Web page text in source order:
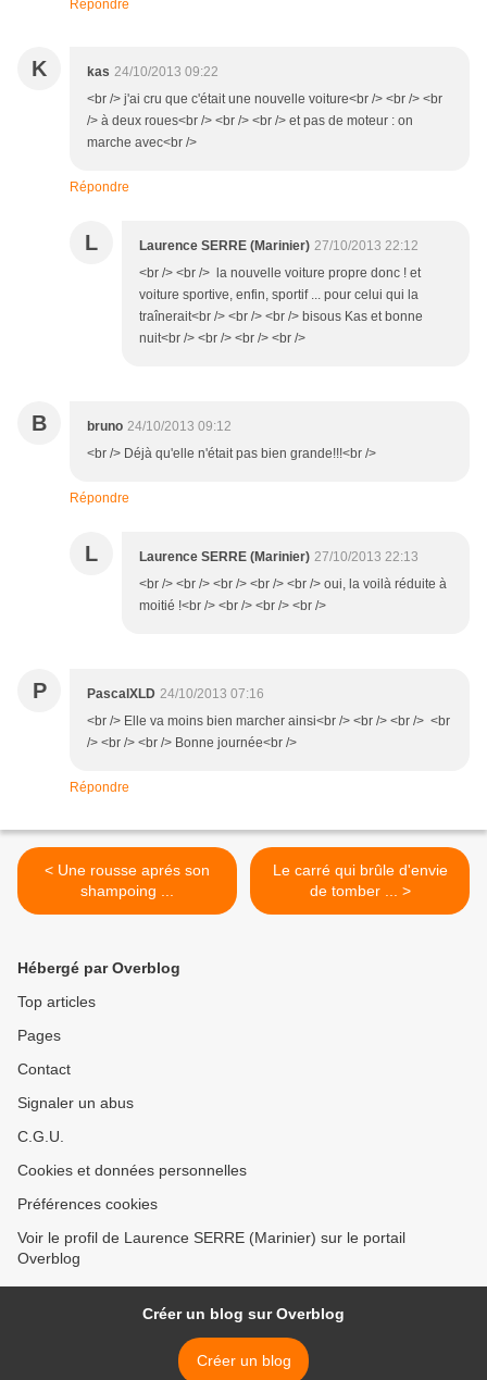
Répondre
K kas 24/10/2013 09:22
<br /> j'ai cru que c'était une nouvelle voiture<br /> <br /> <br
/> à deux roues<br /> <br /> <br /> et pas de moteur : on
marche avec<br />
Répondre
L Laurence SERRE (Marinier) 27/10/2013 22:12
<br /> <br /> la nouvelle voiture propre donc ! et
voiture sportive, enfin, sportif ... pour celui qui la
traînerait<br /> <br /> <br /> bisous Kas et bonne
nuit<br /> <br /> <br /> <br />
B bruno 24/10/2013 09:12
<br /> Déjà qu'elle n'était pas bien grande!!!<br />
Répondre
L Laurence SERRE (Marinier) 27/10/2013 22:13
<br /> <br /> <br /> <br /> <br /> oui, la voilà réduite à
moitié !<br /> <br /> <br /> <br />
P PascalXLD 24/10/2013 07:16
<br /> Elle va moins bien marcher ainsi<br /> <br /> <br /> <br
/> <br /> <br /> Bonne journée<br />
Répondre
< Une rousse aprés son
shampoing ...
Le carré qui brûle d'envie
de tomber ... >
Hébergé par Overblog
Top articles
Pages
Contact
Signaler un abus
C.G.U.
Cookies et données personnelles
Préférences cookies
Voir le profil de Laurence SERRE (Marinier) sur le portail
Overblog
Créer un blog sur Overblog
Créer un blog